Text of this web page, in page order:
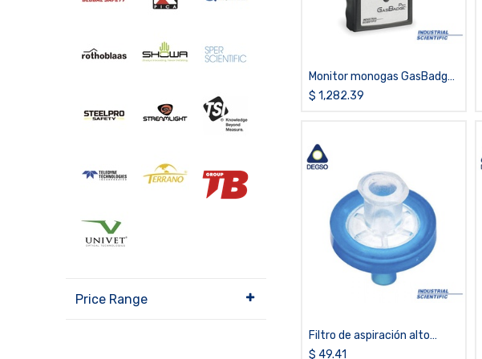
Price Range
Monitor monogas GasBadge
PRO de O2
$ 1,282.39
Filtro de aspiración alto
desempeño (paquete)
$ 49.41